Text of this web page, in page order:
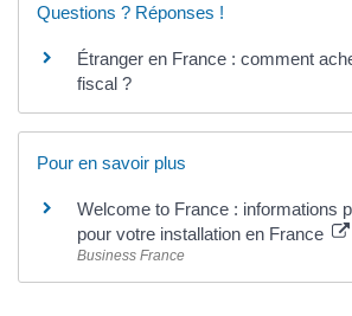
Questions ? Réponses !
Étranger en France : comment
fiscal ?
Pour en savoir plus
Welcome to France : informations
pour votre installation en France
Business France